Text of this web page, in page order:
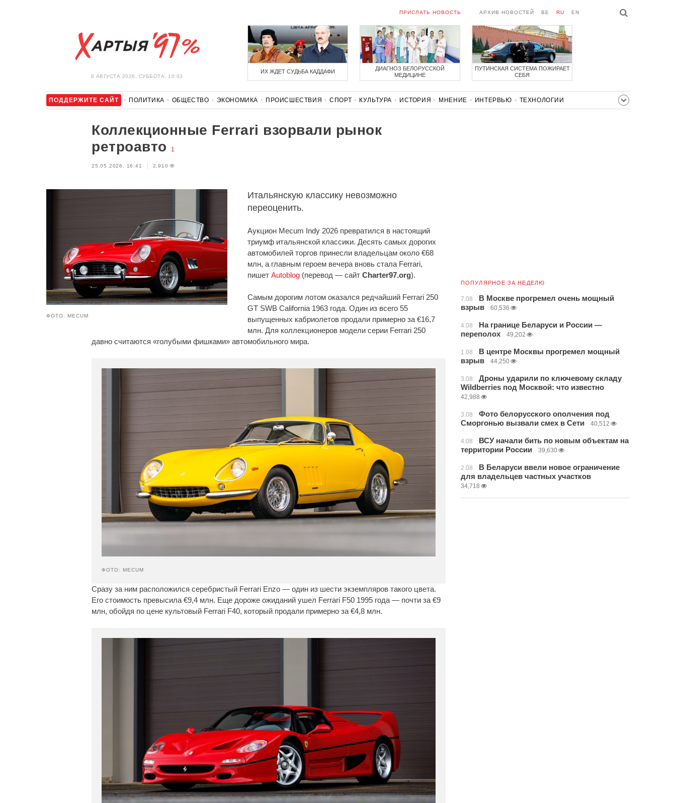
8 АВГУСТА 2026, СУББОТА, 10:03
ПРИСЛАТЬ НОВОСТЬ АРХИВ НОВОСТЕЙ BE RU EN
ИХ ЖДЕТ СУДЬБА КАДДАФИ
ДИАГНОЗ БЕЛОРУССКОЙ
МЕДИЦИНЕ
ПУТИНСКАЯ СИСТЕМА ПОЖИРАЕТ
СЕБЯ
ПОДДЕРЖИТЕ САЙТ ПОЛИТИКА ОБЩЕСТВО ЭКОНОМИКА ПРОИСШЕСТВИЯ СПОРТ КУЛЬТУРА ИСТОРИЯ МНЕНИЕ ИНТЕРВЬЮ
ТЕХНОЛОГИИ
Коллекционные Ferrari взорвали рынок
ретроавто
1
25.05.2026, 16:41 2,910
ФОТО: MECUM
Итальянскую классику невозможно
переоценить.
Аукцион Mecum Indy 2026 превратился в настоящий
триумф итальянской классики. Десять самых дорогих
автомобилей торгов принесли владельцам около €68
млн, а главным героем вечера вновь стала Ferrari,
пишет Autoblog (перевод — сайт Charter97.org).
Самым дорогим лотом оказался редчайший Ferrari 250
GT SWB California 1963 года. Один из всего 55
выпущенных кабриолетов продали примерно за €16,7
млн. Для коллекционеров модели серии Ferrari 250
давно считаются «голубыми фишками» автомобильного мира.
ФОТО: MECUM
Сразу за ним расположился серебристый Ferrari Enzo — один из шести экземпляров такого цвета.
Его стоимость превысила €9,4 млн. Еще дороже ожиданий ушел Ferrari F50 1995 года — почти за €9
млн, обойдя по цене культовый Ferrari F40, который продали примерно за €4,8 млн.
ПОПУЛЯРНОЕ ЗА НЕДЕЛЮ
7.08
В Москве прогремел очень мощный
взрыв
60,536
4.08
На границе Беларуси и России —
переполох
49,202
1.08
В центре Москвы прогремел мощный
взрыв
44,250
3.08
Дроны ударили по ключевому складу
Wildberries под Москвой: что известно
42,988
3.08
Фото белорусского ополчения под
Сморгонью вызвали смех в Сети
40,512
4.08
ВСУ начали бить по новым объектам на
территории России
39,630
2.08
В Беларуси ввели новое ограничение
для владельцев частных участков
34,718